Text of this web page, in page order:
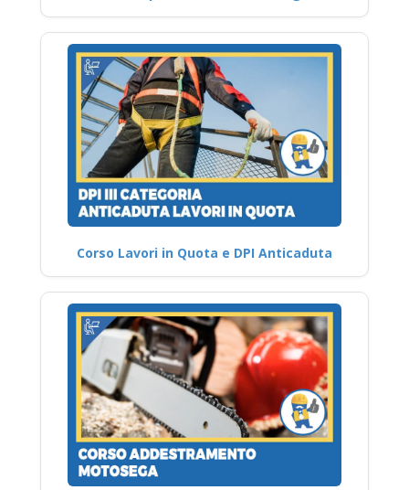
Corso Lavori in Quota e DPI Anticaduta